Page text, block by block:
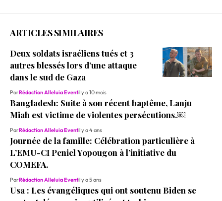
ARTICLES SIMILAIRES
Deux soldats israéliens tués et 3
autres blessés lors d’une attaque
dans le sud de Gaza
ParRédaction Alleluia Eventil y a 10 mois
Bangladesh: Suite à son récent baptême, Lanju
Miah est victime de violentes persécutions.￼
ParRédaction Alleluia Eventil y a 4 ans
Journée de la famille: Célébration particulière à
L’EMU-CI Peniel Yopougon à l’initiative du
COMEFA.
ParRédaction Alleluia Eventil y a 5 ans
Usa : Les évangéliques qui ont soutenu Biden se